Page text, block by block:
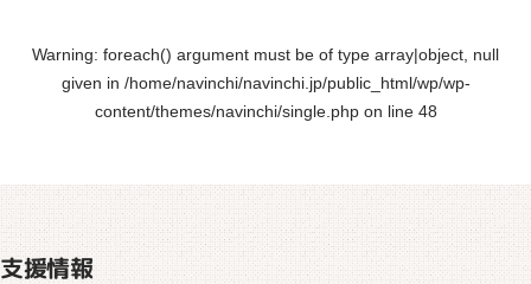
Warning: foreach() argument must be of type array|object, null
given in /home/navinchi/navinchi.jp/public_html/wp/wp-
content/themes/navinchi/single.phpon line 48
支援情報